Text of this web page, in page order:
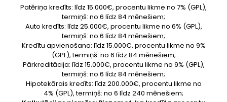
Patēriņa kredīts: līdz 15.000€, procentu likme no 7% (GPL),
termiņš: no 6 līdz 84 mēnešiem;
Auto kredīts: līdz 25.000€, procentu likme no 6% (GPL),
termiņš: no 6 līdz 84 mēnešiem;
Kredītu apvienošana: līdz 15.000€, procentu likme no 9%
(GPL), termiņš: no 6 līdz 84 mēnešiem;
Pārkreditācija: līdz 15.000€, procentu likme no 9% (GPL),
termiņš: no 6 līdz 84 mēnešiem;
Hipotekārais kredīts: līdz 200.000€, procentu likme no
4% (GPL), termiņš: no 6 līdz 240 mēnešiem;